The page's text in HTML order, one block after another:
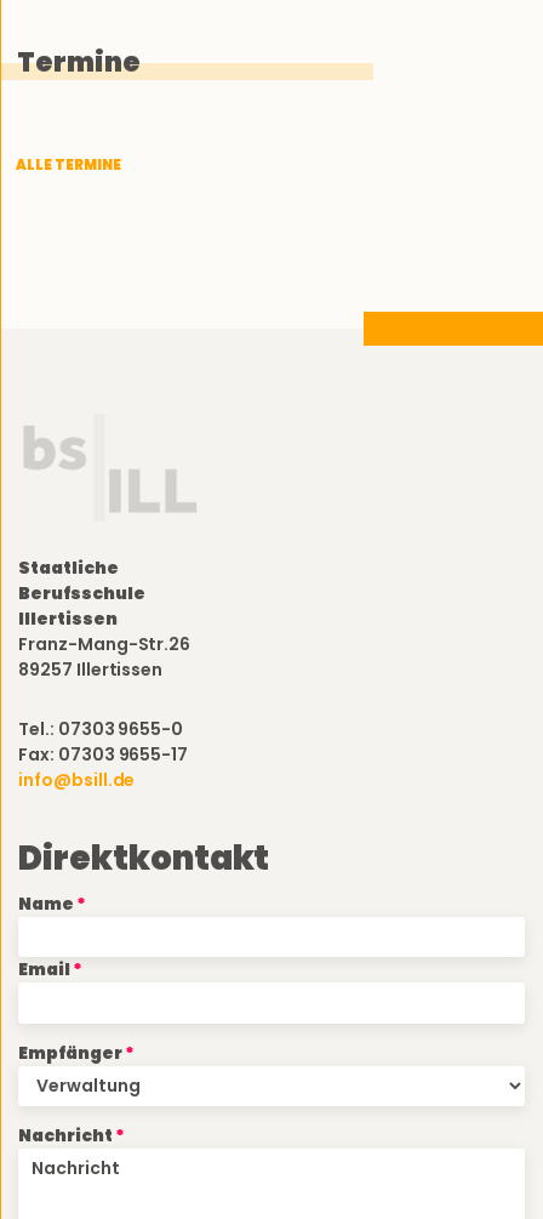
Termine
ALLE TERMINE
Staatliche
Berufsschule
Illertissen
Franz-Mang-Str.26
89257 Illertissen
Tel.: 07303 9655-0
Fax: 07303 9655-17
info@bsill.de
Direktkontakt
Name
Email
Empfänger
Nachricht